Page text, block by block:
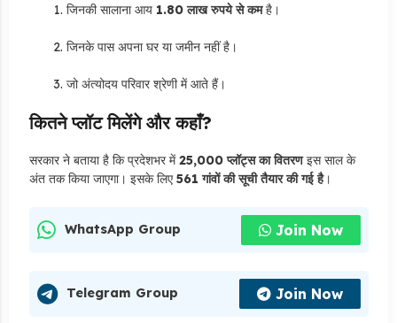
जिनकी सालाना आय 1.80 लाख रुपये से कमहै।
जिनके पास अपना घर या जमीन नहीं है।
जो अंत्योदय परिवार श्रेणी में आते हैं।
कितने प्लॉट मिलेंगे और कहाँ?
सरकार ने बताया है कि प्रदेशभर में25,000 प्लॉट्स का वितरणइस साल के
अंत तक किया जाएगा। इसके लिए561 गांवों की सूची तैयार की गई है।
WhatsApp Group Join Now
Telegram Group Join Now